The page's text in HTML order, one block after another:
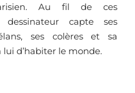
Au fil de ces
capte ses
ses colères et sa
d’habiter le monde.